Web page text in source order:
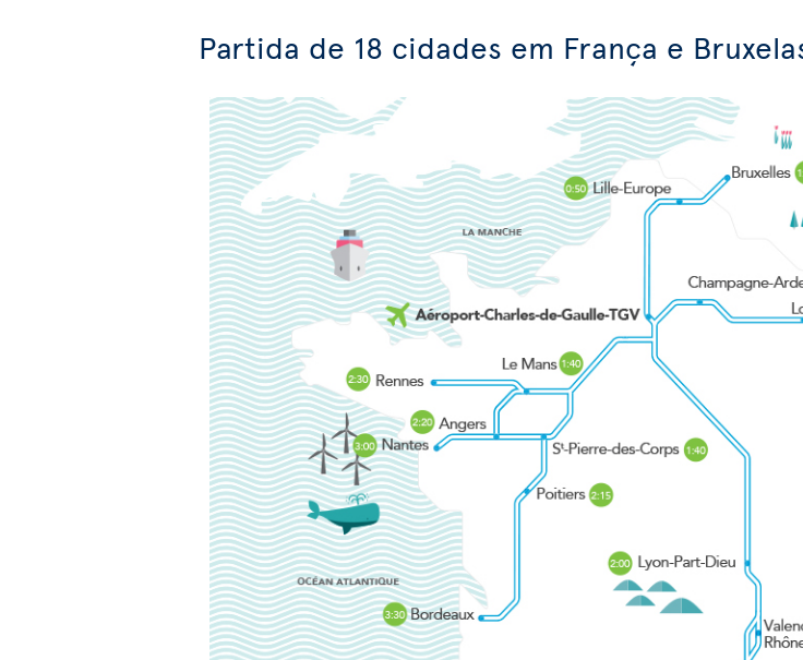
Partida de 18 cidades em França e